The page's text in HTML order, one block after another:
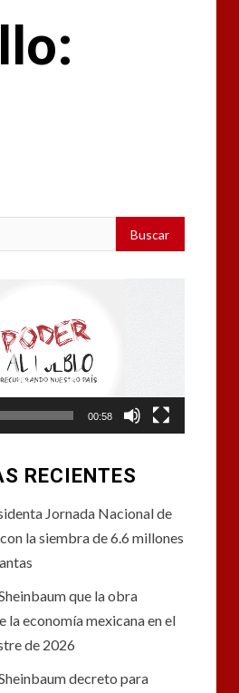
00:58
RECIENTES
Jornada Nacional de
la siembra de 6.6 millones
que la obra
la economía mexicana en el
de 2026
decreto para